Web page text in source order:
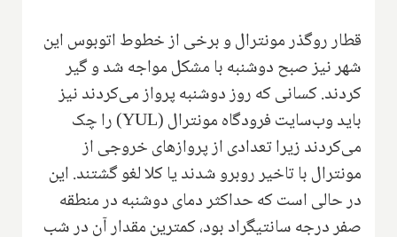
قطار روگذر مونترال و برخی از خطوط اتوبوس این
شهر نیز صبح دوشنبه با مشکل مواجه شد و گیر
کردند. کسانی که روز دوشنبه پرواز می‌کردند نیز
باید وب‌سایت فرودگاه مونترال (YUL) را چک
می‌کردند زیرا تعدادی از پروازهای خروجی از
مونترال با تاخیر روبرو شدند یا کلا لغو گشتند. این
در حالی است که حداکثر دمای دوشنبه در منطقه
صفر درجه سانتیگراد بود، کمترین مقدار آن در شب